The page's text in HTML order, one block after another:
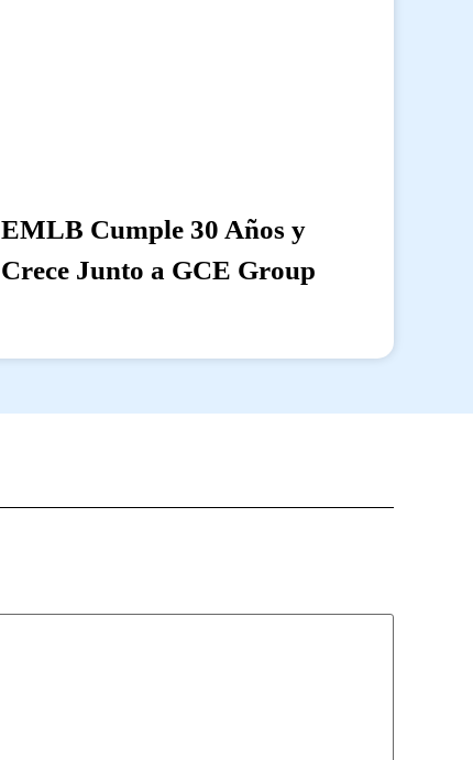
EMLB Cumple 30 Años y
Crece Junto a GCE Group